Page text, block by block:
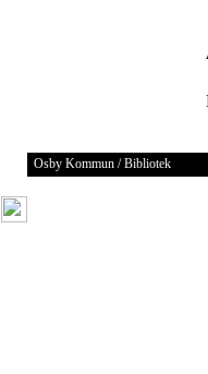
Osby Kommun / Bibliotek